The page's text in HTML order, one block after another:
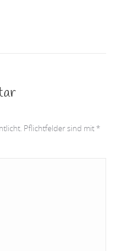
Pflichtfelder sind mit*